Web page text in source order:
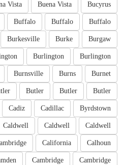
Bucyrus
Buena Vista
Vista
Buffalo
Buffalo
Buffalo
Burgaw
Burke
Burkesville
Burlington
Burlington
Burnet
Burns
Burnsville
Butler
Butler
Butler
Byrdstown
Cadillac
Cadiz
Caldwell
Caldwell
Caldwell
Calhoun
California
Cambridge
Cambridge